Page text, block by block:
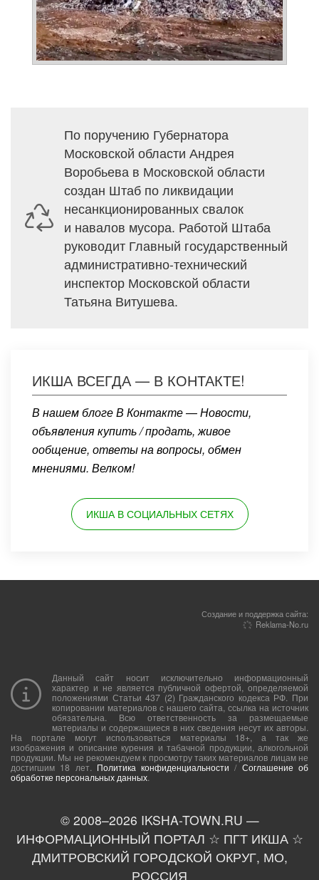
По поручению Губернатора
Московской области Андрея
Воробьева в Московской области
создан Штаб по ликвидации
несанкционированных свалок
и навалов мусора. Работой Штаба
руководит Главный государственный
административно-технический
инспектор Московской области
Татьяна Витушева.
ИКША ВСЕГДА — В КОНТАКТЕ!
В нашем блоге В Контакте — Новости,
объявления купить / продать, живое
ообщение, ответы на вопросы, обмен
мнениями. Велком!
ИКША В СОЦИАЛЬНЫХ СЕТЯХ
Создание и поддержка сайта:
Reklama-No.ru
Данный сайт носит исключительно информационный
характер и не является публичной офертой, определяемой
положениями Статьи 437 (2) Гражданского кодекса РФ. При
копировании материалов с нашего сайта, ссылка на источник
обязательна. Всю ответственность за размещаемые
материалы и содержащиеся в них сведения несут их авторы.
На портале могут использоваться материалы 18+, а так же
изображения и описание курения и табачной продукции, алкогольной
продукции. Мы не рекомендуем к просмотру таких материалов лицам не
достигшим 18 лет. Политика конфиденциальности / Соглашение об
обработке персональных данных.
© 2008–2026 IKSHA-TOWN.RU —
ИНФОРМАЦИОННЫЙ ПОРТАЛ ☆ ПГТ ИКША ☆
ДМИТРОВСКИЙ ГОРОДСКОЙ ОКРУГ, МО,
РОССИЯ